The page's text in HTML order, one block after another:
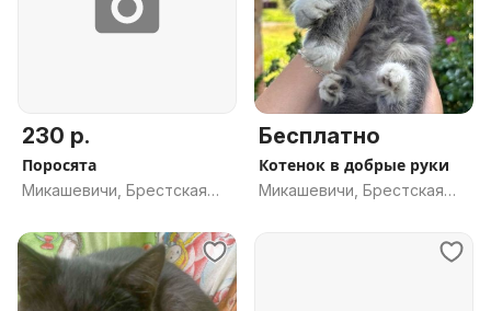
230 р.
Поросята
Микашевичи, Брестская
Бесплатно
Котенок в добрые руки
Микашевичи, Брестская